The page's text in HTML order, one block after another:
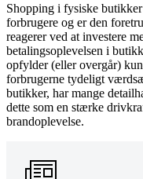
Shopping i fysiske
forbrugere og er den
reagerer ved at investere
betalingsoplevelsen i
opfylder (eller overgår)
forbrugerne tydeligt
butikker, har mange
dette som en stærke
brandoplevelse.